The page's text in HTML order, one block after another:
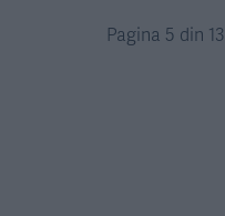
Pagina 5 din 13